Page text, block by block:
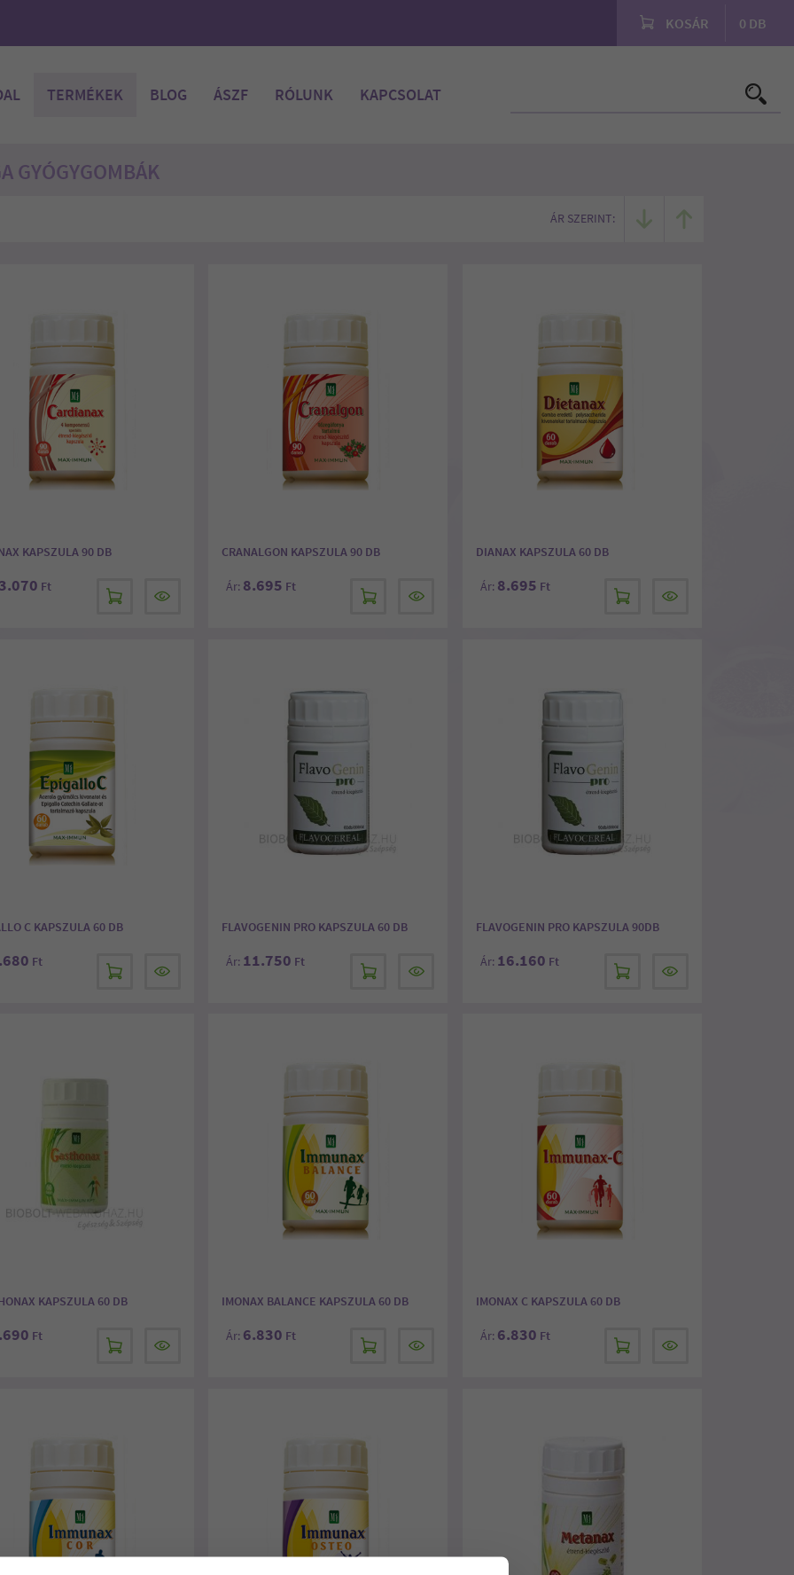
KOSÁR 0 DB
TERMÉKEK BLOG ÁSZF RÓLUNK KAPCSOLAT
GYÓGYGOMBÁK
ÁR SZERINT:
KAPSZULA 90 DB
Ft
CRANALGON KAPSZULA 90 DB
Ár: 8.695 Ft
DIANAX KAPSZULA 60 DB
Ár: 8.695 Ft
C KAPSZULA 60 DB
Ft
FLAVOGENIN PRO KAPSZULA 60 DB
Ár: 11.750 Ft
FLAVOGENIN PRO KAPSZULA 90DB
Ár: 16.160 Ft
KAPSZULA 60 DB
Ft
IMONAX BALANCE KAPSZULA 60 DB
Ár: 6.830 Ft
IMONAX C KAPSZULA 60 DB
Ár: 6.830 Ft